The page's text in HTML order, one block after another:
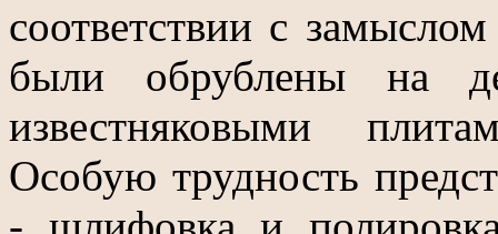
соответствии с
были обрублены на
известняковыми
Особую трудность